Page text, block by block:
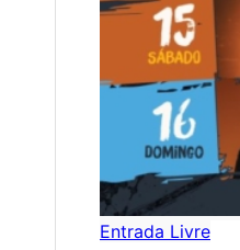
Entrada Livre